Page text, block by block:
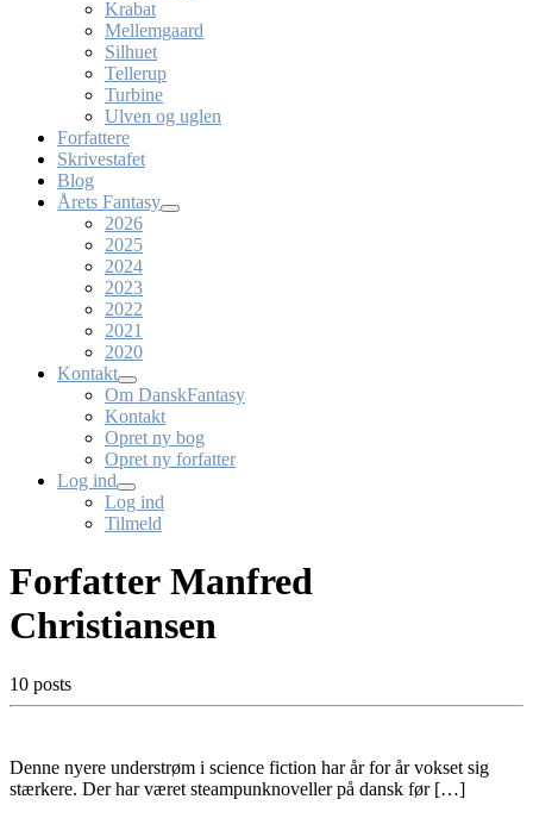
Krabat
Mellemgaard
Silhuet
Tellerup
Turbine
Ulven og uglen
Forfattere
Skrivestafet
Blog
Årets Fantasy
2026
2025
2024
2023
2022
2021
2020
Kontakt
Om DanskFantasy
Kontakt
Opret ny bog
Opret ny forfatter
Log ind
Log ind
Tilmeld
Forfatter Manfred
Christiansen
10 posts
Denne nyere understrøm i science fiction har år for år vokset sig
stærkere. Der har været steampunknoveller på dansk før […]